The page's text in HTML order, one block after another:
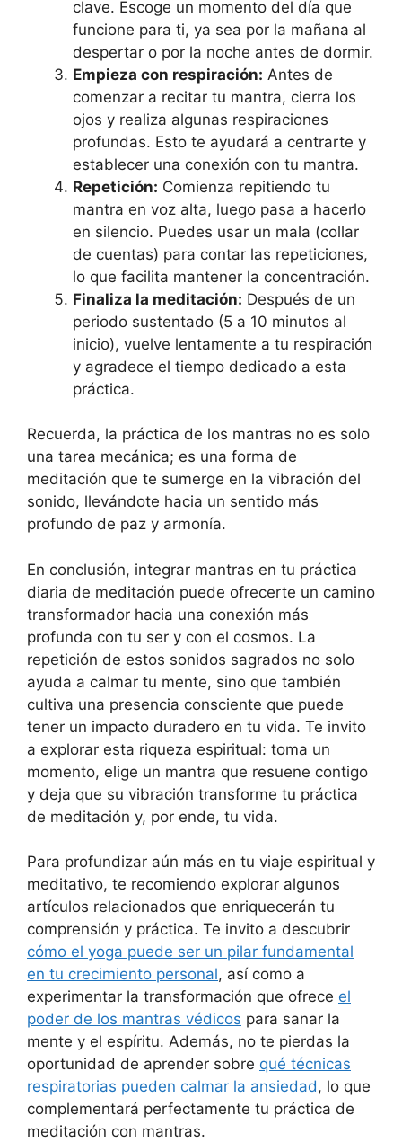
clave. Escoge un momento del día que
funcione para ti, ya sea por la mañana al
despertar o por la noche antes de dormir.
Empieza con respiración: Antes de
comenzar a recitar tu mantra, cierra los
ojos y realiza algunas respiraciones
profundas. Esto te ayudará a centrarte y
establecer una conexión con tu mantra.
Repetición: Comienza repitiendo tu
mantra en voz alta, luego pasa a hacerlo
en silencio. Puedes usar un mala (collar
de cuentas) para contar las repeticiones,
lo que facilita mantener la concentración.
Finaliza la meditación: Después de un
periodo sustentado (5 a 10 minutos al
inicio), vuelve lentamente a tu respiración
y agradece el tiempo dedicado a esta
práctica.
Recuerda, la práctica de los mantras no es solo
una tarea mecánica; es una forma de
meditación que te sumerge en la vibración del
sonido, llevándote hacia un sentido más
profundo de paz y armonía.
En conclusión, integrar mantras en tu práctica
diaria de meditación puede ofrecerte un camino
transformador hacia una conexión más
profunda con tu ser y con el cosmos. La
repetición de estos sonidos sagrados no solo
ayuda a calmar tu mente, sino que también
cultiva una presencia consciente que puede
tener un impacto duradero en tu vida. Te invito
a explorar esta riqueza espiritual: toma un
momento, elige un mantra que resuene contigo
y deja que su vibración transforme tu práctica
de meditación y, por ende, tu vida.
Para profundizar aún más en tu viaje espiritual y
meditativo, te recomiendo explorar algunos
artículos relacionados que enriquecerán tu
comprensión y práctica. Te invito a descubrir
cómo el yoga puede ser un pilar fundamental
en tu crecimiento personal, así como a
experimentar la transformación que ofrece el
poder de los mantras védicos para sanar la
mente y el espíritu. Además, no te pierdas la
oportunidad de aprender sobre qué técnicas
respiratorias pueden calmar la ansiedad, lo que
complementará perfectamente tu práctica de
meditación con mantras.